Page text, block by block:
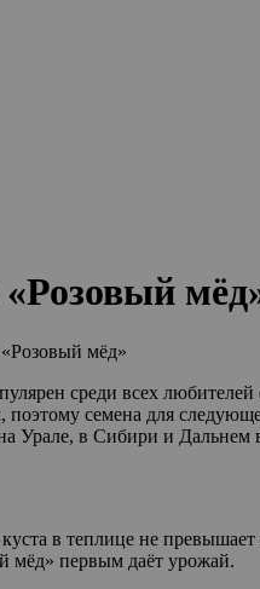
мёд»
среди всех
поэтому семена для
Урале, в Сибири и Дальнем
в теплице не
мёд» первым даёт урожай.